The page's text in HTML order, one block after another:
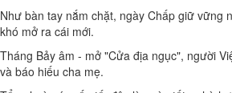
Như bàn tay nắm chặt, ngày Chấp giữ vững
khó mở ra cái mới.
Tháng Bảy âm - mở "Cửa địa ngục", người
và báo hiếu cha mẹ.